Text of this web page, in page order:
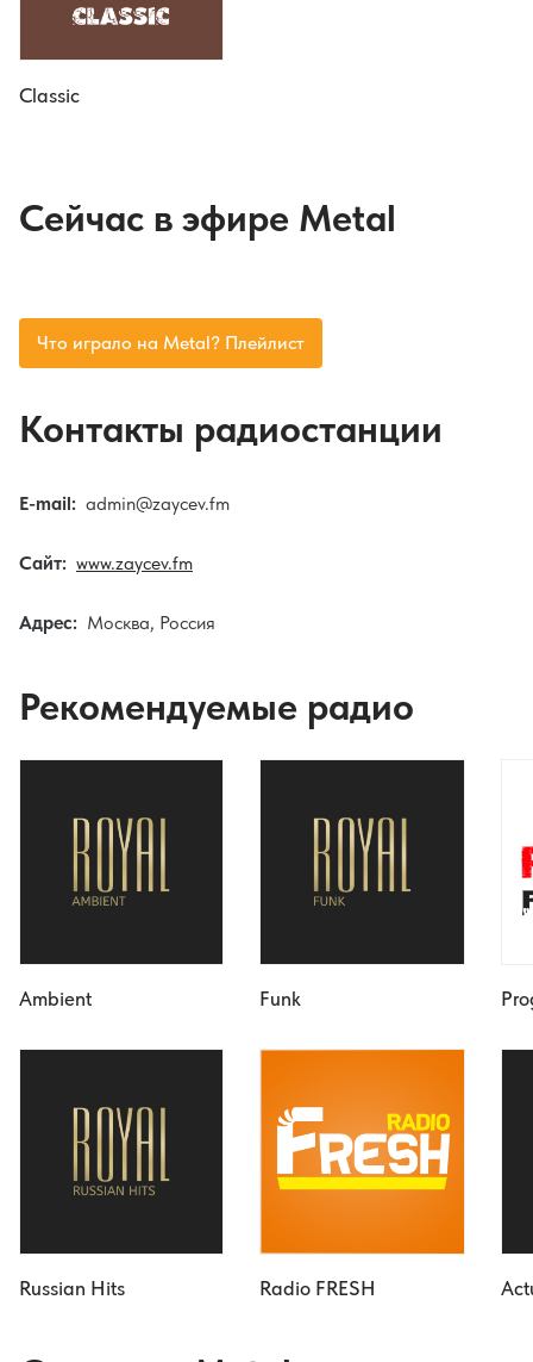
Classic
Сейчас в эфире Metal
Что играло на Metal? Плейлист
Контакты радиостанции
E-mail: admin@zaycev.fm
Сайт: www.zaycev.fm
Адрес: Москва, Россия
Рекомендуемые радио
Ambient Funk
Russian Hits Radio FRESH